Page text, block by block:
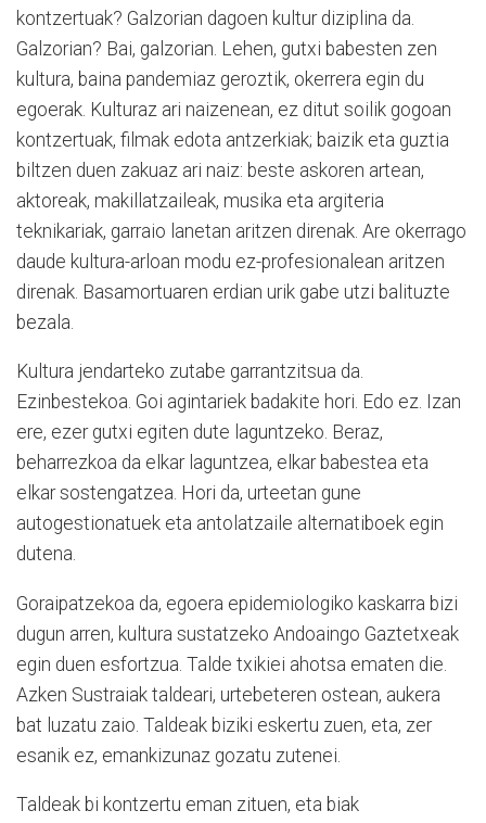
kontzertuak? Galzorian dagoen kultur diziplina da.
Galzorian? Bai, galzorian. Lehen, gutxi babesten zen
kultura, baina pandemiaz geroztik, okerrera egin du
egoerak. Kulturaz ari naizenean, ez ditut soilik gogoan
kontzertuak, filmak edota antzerkiak; baizik eta guztia
biltzen duen zakuaz ari naiz: beste askoren artean,
aktoreak, makillatzaileak, musika eta argiteria
teknikariak, garraio lanetan aritzen direnak. Are okerrago
daude kultura-arloan modu ez-profesionalean aritzen
direnak. Basamortuaren erdian urik gabe utzi balituzte
bezala.
Kultura jendarteko zutabe garrantzitsua da.
Ezinbestekoa. Goi agintariek badakite hori. Edo ez. Izan
ere, ezer gutxi egiten dute laguntzeko. Beraz,
beharrezkoa da elkar laguntzea, elkar babestea eta
elkar sostengatzea. Hori da, urteetan gune
autogestionatuek eta antolatzaile alternatiboek egin
dutena.
Goraipatzekoa da, egoera epidemiologiko kaskarra bizi
dugun arren, kultura sustatzeko Andoaingo Gaztetxeak
egin duen esfortzua. Talde txikiei ahotsa ematen die.
Azken Sustraiak taldeari, urtebeteren ostean, aukera
bat luzatu zaio. Taldeak biziki eskertu zuen, eta, zer
esanik ez, emankizunaz gozatu zutenei.
Taldeak bi kontzertu eman zituen, eta biak